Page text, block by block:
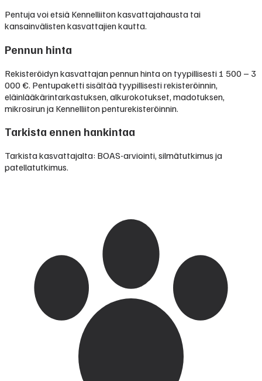
Pentuja voi etsiä Kennelliiton kasvattajahausta tai
kansainvälisten kasvattajien kautta.
Pennun hinta
Rekisteröidyn kasvattajan pennun hinta on tyypillisesti 1 500 – 3
000 €. Pentupaketti sisältää tyypillisesti rekisteröinnin,
eläinlääkärintarkastuksen, alkurokotukset, madotuksen,
mikrosirun ja Kennelliiton penturekisteröinnin.
Tarkista ennen hankintaa
Tarkista kasvattajalta: BOAS-arviointi, silmätutkimus ja
patellatutkimus.